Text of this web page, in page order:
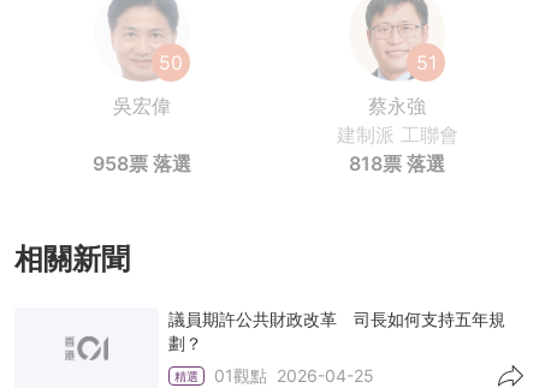
50
吳宏偉
958票 落選
51
蔡永強
建制派 工聯會
818票 落選
相關新聞
議員期許公共財政改革 司長如何支持五年規
劃？
精選 01觀點 2026-04-25